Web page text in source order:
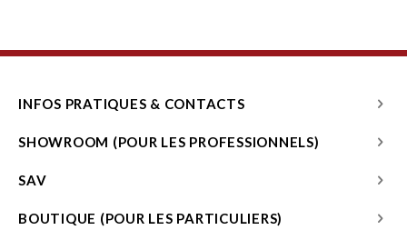
INFOS PRATIQUES & CONTACTS
SHOWROOM (POUR LES PROFESSIONNELS)
SAV
BOUTIQUE (POUR LES PARTICULIERS)